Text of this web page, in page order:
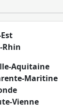
Rhin
Aquitaine
Maritine
Vienne